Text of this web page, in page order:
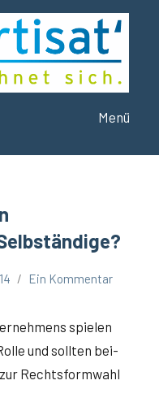
Menü
Ein Kommentar
spie­len
und soll­ten bei­
Rechts­form­wahl